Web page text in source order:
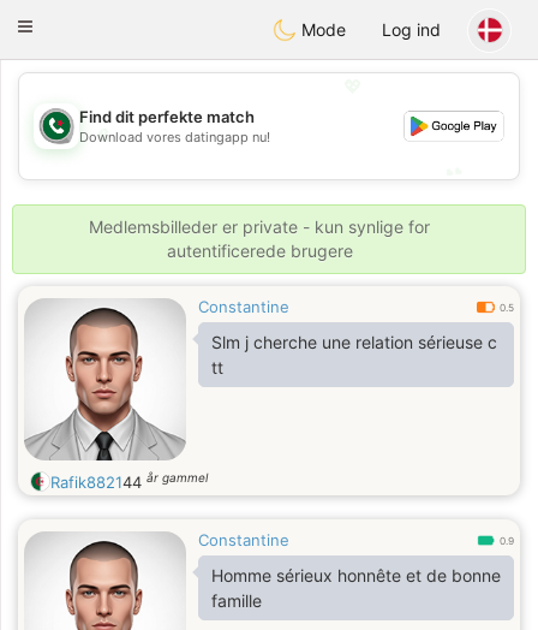
Weshrak
Toggle
Mode Log ind
💖
💕
Find dit perfekte match
Download vores datingapp nu!
Medlemsbilleder er private - kun synlige for
autentificerede brugere
Constantine 0.5
Slm j cherche une relation sérieuse c
tt
Rafik882144 år gammel
Constantine 0.9
Homme sérieux honnête et de bonne
famille